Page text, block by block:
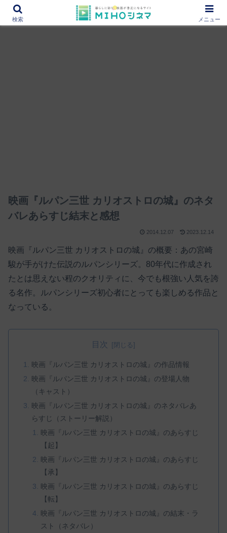
12000作品を紹介！あなたの映画図書館『MIHOシネマ』
映画『ルパン三世 カリオストロの城』のネタ
バレあらすじ結末と感想
2014.12.07 2023.12.14
映画『ルパン三世 カリオストロの城』の概要：あの宮崎
駿が手がけた伝説のルパンシリーズ。80年代に作成され
たとは思えない程のクオリティに、今でも根強い人気を誇
る名作。ルパンシリーズ初心者にとっても楽しめる作品と
なっている。
目次
映画『ルパン三世 カリオストロの城』の作品情報
映画『ルパン三世 カリオストロの城』の登場人物
（キャスト）
映画『ルパン三世 カリオストロの城』のネタバレあ
らすじ（ストーリー解説）
映画『ルパン三世 カリオストロの城』のあらすじ
【起】
映画『ルパン三世 カリオストロの城』のあらすじ
【承】
映画『ルパン三世 カリオストロの城』のあらすじ
【転】
映画『ルパン三世 カリオストロの城』の結末・ラ
スト（ネタバレ）
検索 メニュー